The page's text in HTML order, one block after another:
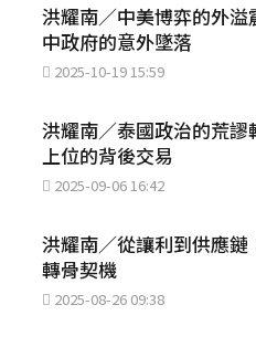
洪耀南／中美博弈的外溢
中政府的意外墜落
2025-10-19 15:59
洪耀南／泰國政治的荒謬
上位的背後交易
2025-09-06 16:42
洪耀南／從讓利到供應鏈
轉骨契機
2025-08-26 09:38